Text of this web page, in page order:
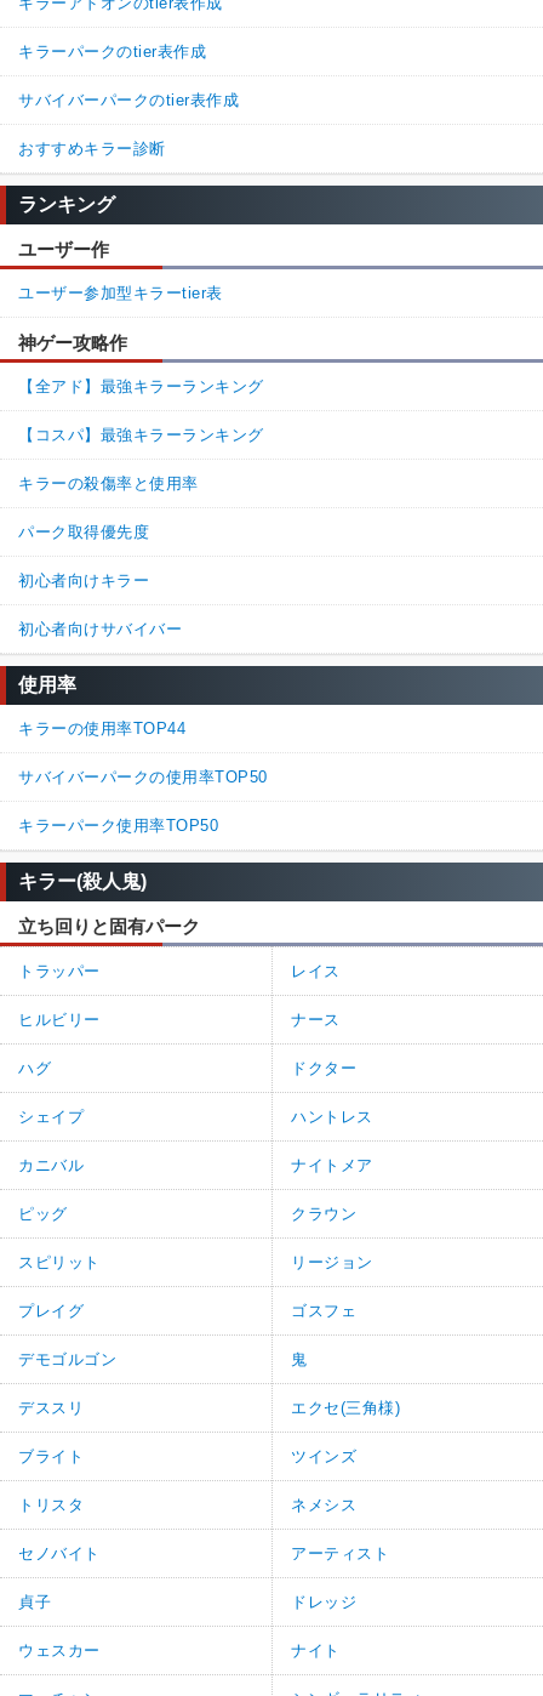
キラーパークのtier表作成
サバイバーパークのtier表作成
おすすめキラー診断
ランキング
ユーザー作
ユーザー参加型キラーtier表
神ゲー攻略作
【全アド】最強キラーランキング
【コスパ】最強キラーランキング
キラーの殺傷率と使用率
パーク取得優先度
初心者向けキラー
初心者向けサバイバー
使用率
キラーの使用率TOP44
サバイバーパークの使用率TOP50
キラーパーク使用率TOP50
キラー(殺人鬼)
立ち回りと固有パーク
トラッパー レイス
ヒルビリー ナース
ハグ ドクター
シェイプ ハントレス
カニバル ナイトメア
ピッグ クラウン
スピリット リージョン
プレイグ ゴスフェ
デモゴルゴン 鬼
デススリ エクセ(三角様)
ブライト ツインズ
トリスタ ネメシス
セノバイト アーティスト
貞子 ドレッジ
ウェスカー ナイト